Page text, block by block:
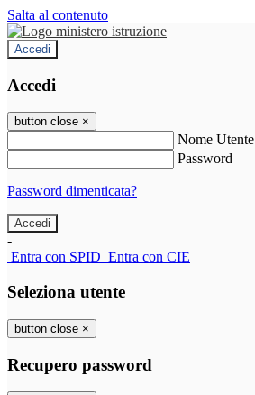
Salta al contenuto
Accedi
Accedi
button close ×
Nome Utente
Password
Password dimenticata?
-
Entra con SPID Entra con CIE
Seleziona utente
button close ×
Recupero password